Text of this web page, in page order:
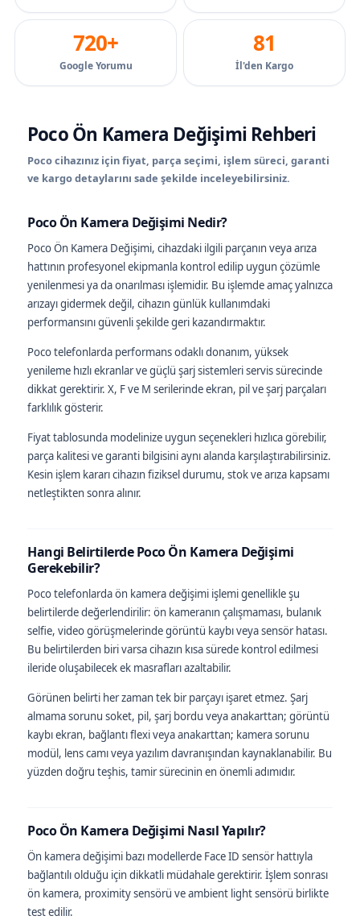
720+
Google Yorumu
81
İl'den Kargo
Poco Ön Kamera Değişimi Rehberi
Poco cihazınız için fiyat, parça seçimi, işlem süreci, garanti
ve kargo detaylarını sade şekilde inceleyebilirsiniz.
Poco Ön Kamera Değişimi Nedir?
Poco Ön Kamera Değişimi, cihazdaki ilgili parçanın veya arıza
hattının profesyonel ekipmanla kontrol edilip uygun çözümle
yenilenmesi ya da onarılması işlemidir. Bu işlemde amaç yalnızca
arızayı gidermek değil, cihazın günlük kullanımdaki
performansını güvenli şekilde geri kazandırmaktır.
Poco telefonlarda performans odaklı donanım, yüksek
yenileme hızlı ekranlar ve güçlü şarj sistemleri servis sürecinde
dikkat gerektirir. X, F ve M serilerinde ekran, pil ve şarj parçaları
farklılık gösterir.
Fiyat tablosunda modelinize uygun seçenekleri hızlıca görebilir,
parça kalitesi ve garanti bilgisini aynı alanda karşılaştırabilirsiniz.
Kesin işlem kararı cihazın fiziksel durumu, stok ve arıza kapsamı
netleştikten sonra alınır.
Hangi Belirtilerde Poco Ön Kamera Değişimi
Gerekebilir?
Poco telefonlarda ön kamera değişimi işlemi genellikle şu
belirtilerde değerlendirilir: ön kameranın çalışmaması, bulanık
selfie, video görüşmelerinde görüntü kaybı veya sensör hatası.
Bu belirtilerden biri varsa cihazın kısa sürede kontrol edilmesi
ileride oluşabilecek ek masrafları azaltabilir.
Görünen belirti her zaman tek bir parçayı işaret etmez. Şarj
almama sorunu soket, pil, şarj bordu veya anakarttan; görüntü
kaybı ekran, bağlantı flexi veya anakarttan; kamera sorunu
modül, lens camı veya yazılım davranışından kaynaklanabilir. Bu
yüzden doğru teşhis, tamir sürecinin en önemli adımıdır.
Poco Ön Kamera Değişimi Nasıl Yapılır?
Ön kamera değişimi bazı modellerde Face ID sensör hattıyla
bağlantılı olduğu için dikkatli müdahale gerektirir. İşlem sonrası
ön kamera, proximity sensörü ve ambient light sensörü birlikte
test edilir.